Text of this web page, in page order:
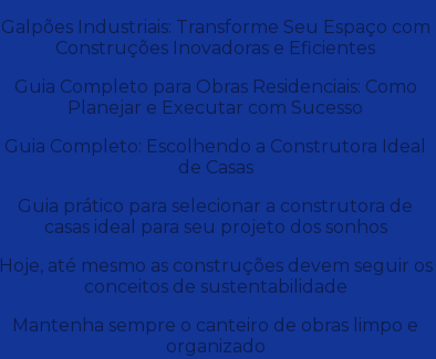
Galpões Industriais: Transforme Seu Espaço com
Construções Inovadoras e Eficientes
Guia Completo para Obras Residenciais: Como
Planejar e Executar com Sucesso
Guia Completo: Escolhendo a Construtora Ideal
de Casas
Guia prático para selecionar a construtora de
casas ideal para seu projeto dos sonhos
Hoje, até mesmo as construções devem seguir os
conceitos de sustentabilidade
Mantenha sempre o canteiro de obras limpo e
organizado